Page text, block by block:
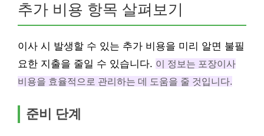
추가 비용 항목 살펴보기
이사 시 발생할 수 있는 추가 비용을 미리 알면 불필
요한 지출을 줄일 수 있습니다. 이 정보는 포장이사
비용을 효율적으로 관리하는 데 도움을 줄 것입니다.
준비 단계